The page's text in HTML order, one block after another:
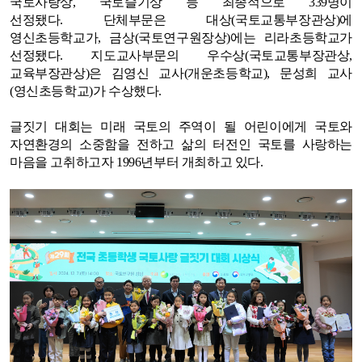
선정됐다. 단체부문은 대상(국토교통부장관상)에
영신초등학교가, 금상(국토연구원장상)에는 리라초등학교가
선정됐다. 지도교사부문의 우수상(국토교통부장관상,
교육부장관상)은 김영신 교사(개운초등학교), 문성희 교사
(영신초등학교)가 수상했다.
글짓기 대회는 미래 국토의 주역이 될 어린이에게 국토와
자연환경의 소중함을 전하고 삶의 터전인 국토를 사랑하는
마음을 고취하고자 1996년부터 개최하고 있다.